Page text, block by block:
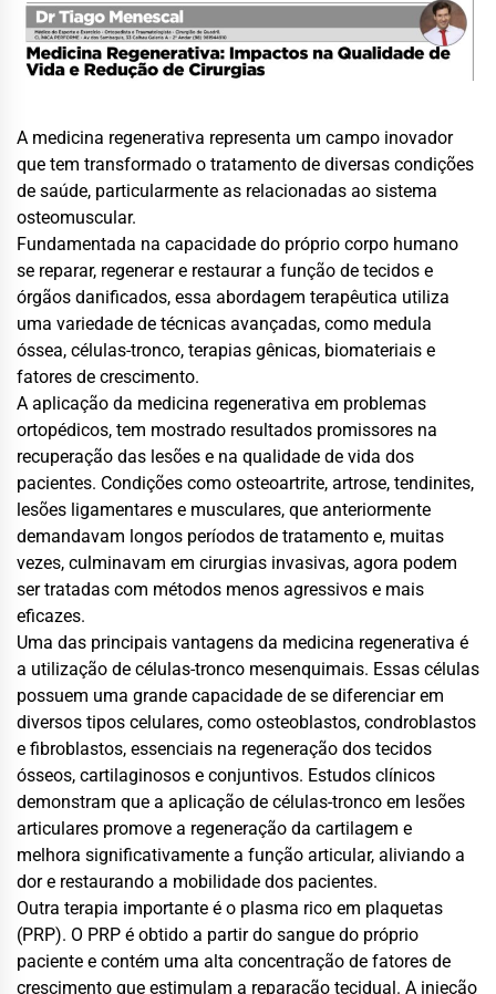
A medicina regenerativa representa um campo inovador
que tem transformado o tratamento de diversas condições
de saúde, particularmente as relacionadas ao sistema
osteomuscular.
Fundamentada na capacidade do próprio corpo humano
se reparar, regenerar e restaurar a função de tecidos e
órgãos danificados, essa abordagem terapêutica utiliza
uma variedade de técnicas avançadas, como medula
óssea, células-tronco, terapias gênicas, biomateriais e
fatores de crescimento.
A aplicação da medicina regenerativa em problemas
ortopédicos, tem mostrado resultados promissores na
recuperação das lesões e na qualidade de vida dos
pacientes. Condições como osteoartrite, artrose, tendinites,
lesões ligamentares e musculares, que anteriormente
demandavam longos períodos de tratamento e, muitas
vezes, culminavam em cirurgias invasivas, agora podem
ser tratadas com métodos menos agressivos e mais
eficazes.
Uma das principais vantagens da medicina regenerativa é
a utilização de células-tronco mesenquimais. Essas células
possuem uma grande capacidade de se diferenciar em
diversos tipos celulares, como osteoblastos, condroblastos
e fibroblastos, essenciais na regeneração dos tecidos
ósseos, cartilaginosos e conjuntivos. Estudos clínicos
demonstram que a aplicação de células-tronco em lesões
articulares promove a regeneração da cartilagem e
melhora significativamente a função articular, aliviando a
dor e restaurando a mobilidade dos pacientes.
Outra terapia importante é o plasma rico em plaquetas
(PRP). O PRP é obtido a partir do sangue do próprio
paciente e contém uma alta concentração de fatores de
crescimento que estimulam a reparação tecidual. A injeção